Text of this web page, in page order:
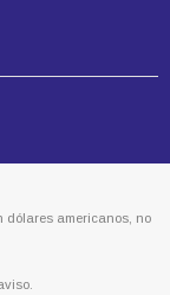
dólares americanos, no